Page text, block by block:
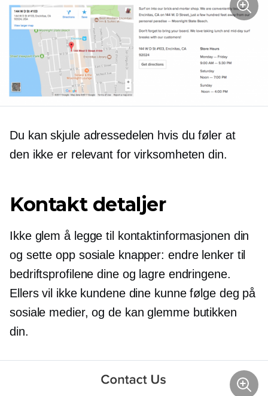
Du kan skjule adressedelen hvis du føler at
den ikke er relevant for virksomheten din.
Kontakt detaljer
Ikke glem å legge til kontaktinformasjonen din
og sette opp sosiale knapper: endre lenker til
bedriftsprofilene dine og lagre endringene.
Ellers vil ikke kundene dine kunne følge deg på
sosiale medier, og de kan glemme butikken
din.